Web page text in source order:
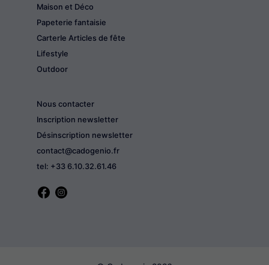
Maison et Déco
Papeterie fantaisie
CarterIe Articles de fête
Lifestyle
Outdoor
Nous contacter
Inscription newsletter
Désinscription newsletter
contact@cadogenio.fr
tel: +33 6.10.32.61.46